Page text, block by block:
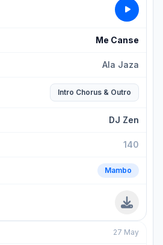
Me Canse
Ala Jaza
Intro Chorus & Outro
DJ Zen
140
Mambo
27 May